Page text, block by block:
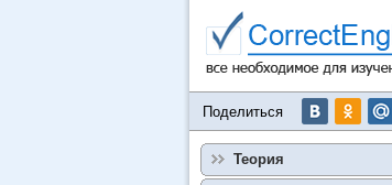
Поделиться
Теория